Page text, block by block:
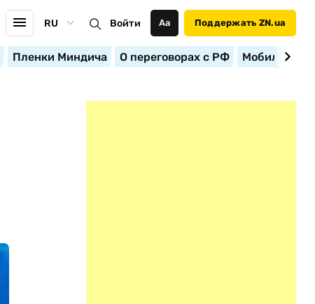
RU Войти Аа Поддержать ZN.ua
Пленки Миндича О переговорах с РФ